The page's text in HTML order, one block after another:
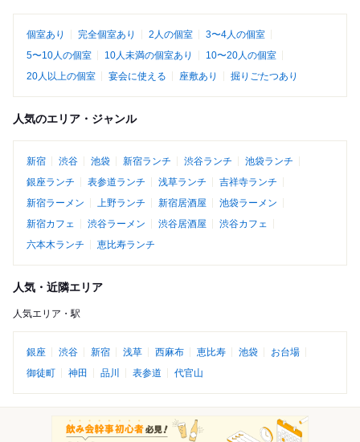
個室あり 完全個室あり 2人の個室
3〜4人の個室
5〜10人の個室
10人未満の個室あり
10〜20人の個室
20人以上の個室
宴会に使える 座敷あり 掘りごたつあり
人気のエリア・ジャンル
新宿 渋谷 池袋 新宿ランチ 渋谷ランチ
池袋ランチ
銀座ランチ
表参道ランチ 浅草ランチ
吉祥寺ランチ
新宿ラーメン
上野ランチ 新宿居酒屋
池袋ラーメン
新宿カフェ
渋谷ラーメン 渋谷居酒屋
渋谷カフェ
六本木ランチ
恵比寿ランチ
人気・近隣エリア
人気エリア・駅
銀座 渋谷 新宿 浅草 西麻布 恵比寿 池袋
お台場
御徒町
神田 品川 表参道 代官山